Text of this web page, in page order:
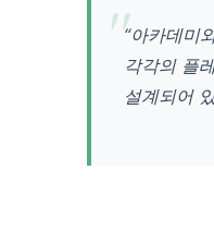
“아카데미
각각의 플
설계되어